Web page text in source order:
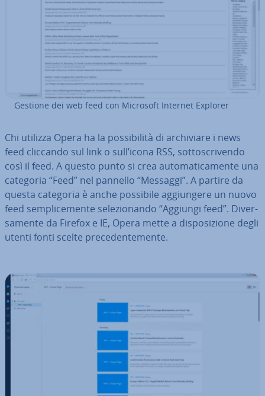
Gestione dei web feed con Microsoft Internet Explorer
Chi utilizza Opera ha la pos­si­bi­li­tà di ar­chi­via­re i news
feed cliccando sul link o sull’icona RSS, sot­to­scri­ven­do
così il feed. A questo punto si crea au­to­ma­ti­ca­men­te una
categoria “Feed” nel pannello “Messaggi”. A partire da
questa categoria è anche possibile ag­giun­ge­re un nuovo
feed sem­pli­ce­men­te se­le­zio­nan­do “Aggiungi feed”. Di­ver­
sa­men­te da Firefox e IE, Opera mette a di­spo­si­zio­ne degli
utenti fonti scelte pre­ce­den­te­men­te.